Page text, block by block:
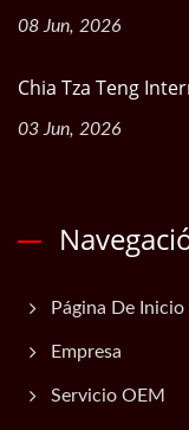
08 Jun, 2026
Chia Tza Teng
03 Jun, 2026
Página De Inicio
Empresa
Servicio OEM